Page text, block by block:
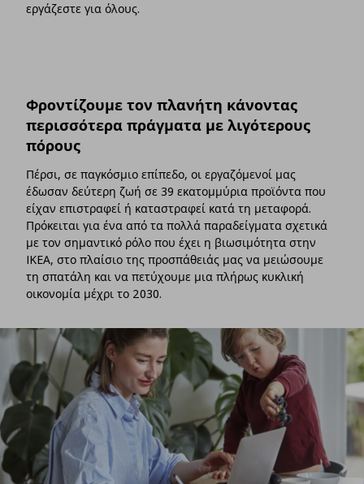
εργάζεστε για όλους.
Φροντίζουμε τον πλανήτη κάνοντας
περισσότερα πράγματα με λιγότερους
πόρους
Πέρσι, σε παγκόσμιο επίπεδο, οι εργαζόμενοί μας
έδωσαν δεύτερη ζωή σε 39 εκατομμύρια προϊόντα που
είχαν επιστραφεί ή καταστραφεί κατά τη μεταφορά.
Πρόκειται για ένα από τα πολλά παραδείγματα σχετικά
με τον σημαντικό ρόλο που έχει η βιωσιμότητα στην
IKEA, στο πλαίσιο της προσπάθειάς μας να μειώσουμε
τη σπατάλη και να πετύχουμε μια πλήρως κυκλική
οικονομία μέχρι το 2030.